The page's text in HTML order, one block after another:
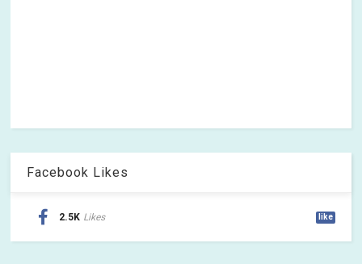
Facebook Likes
2.5K Likes like